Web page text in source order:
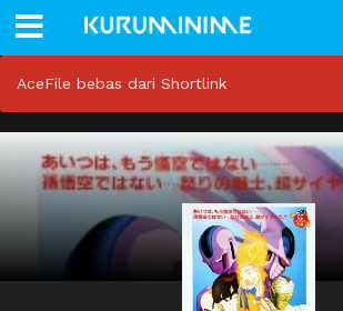
AceFile bebas dari Shortlink